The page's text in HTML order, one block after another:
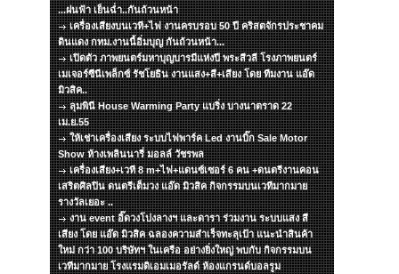
...ฝนฟ้า เย็นฉ่ำ..กันถ้วนหน้า
เครื่องเสียงบนเวที+ไฟ งานครบรอบ 50 ปี คริสตจักรประชาคม
ดินแดง กทม.งานนี้อิ่มบุญ กันถ้วนหน้า...
เปิดตัว ภาพยนตร์มหาบุญบารมีแห่งปี พระสีวลี โรงภาพยนตร์
เมเจอร์ซีนีเพล็กซ์ รัชโยธิน งานแสง+สี+เสียง โดย ทีมงาน แอ๊ด
มิวสิค..
ลุมพินี House Warming Party แบริ่ง บางนาตราด 22
เม.ย.55
ให้เช่าเครื่องเสียง ระบบไฟพาร์ค Led งานบิ๊ก Sale Motor
Show ห้างเพลินนารี่ มอลล์ วัชรพล
เครื่องเสียง+เวที 8 m+ไฟ+แดนซ์เซอร์ 6 คน +ดนตรีงานคอน
เสริตศิลปิน ดนตรีเต็มวง แอ๊ด มิวสิค กิจกรรมบนเวทีมากมาย
รางวัลเยอะ ..
งาน event อิ๊ดวงโปงลางฯ และดารา ร่วมงาน ระบบแสง สี
เสียง โดย แอ๊ด มิวสิค ฉลองความสำเร็จทะลุเป้า แนะนำสินค้า
ใหม่ กว่า 100 บริษัทฯ ในเครือ อย่างยิ่งใหญ่ พบกับ กิจกรรมบน
เวทีมากมาย โรงแรมดิเอมเมอรัลด์ ห้องแกรนด์บอลรูม